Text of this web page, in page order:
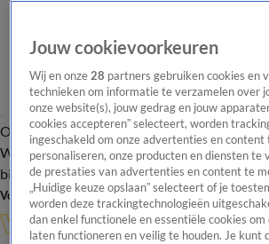
Overzicht Onze programma's Uitzendingen Onze
WandelgangenInterviewsUitzending
bijwonenPodcastShopVeelgestelde vragen
Volg Vandaag Inside
Jouw cookievoorkeuren
Wij en onze28 partners gebruiken cookies en
technieken om informatie te verzamelen over
onze website(s), jouw gedrag en jouw
cookies accepteren” selecteert, worden
ingeschakeld om onze advertenties en content
personaliseren, onze producten en diensten te
de prestaties van advertenties en content te
„Huidige keuze opslaan” selecteert of je
worden deze trackingtechnologieën
dan enkel functionele en essentiële cookies
laten functioneren en veilig te houden. Je kunt